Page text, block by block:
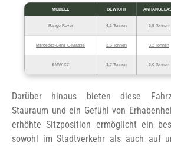
MODELL GEWICHT
Range Rover 4,1 Tonnen 3,5 Tonnen
Mercedes-Benz G-Klasse 3,6 Tonnen 3,2 Tonnen
BMW X7 3,7 Tonnen 3,0 Tonnen
Darüber hinaus bieten diese
Stauraum und ein Gefühl von
erhöhte Sitzposition ermöglicht ein
sowohl im Stadtverkehr als auch auf